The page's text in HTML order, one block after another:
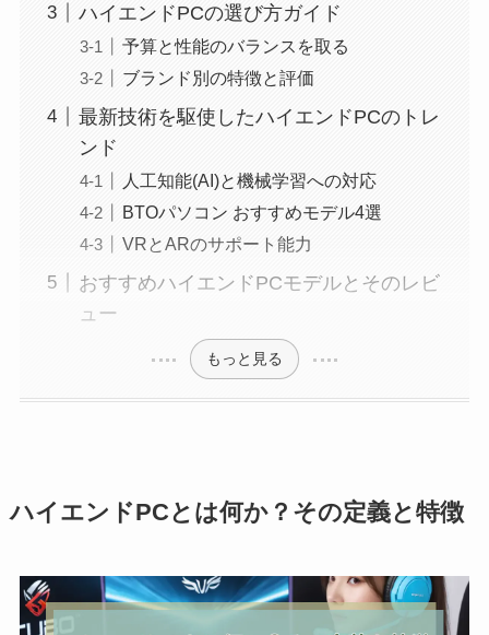
ハイエンドPCの選び方ガイド
予算と性能のバランスを取る
ブランド別の特徴と評価
最新技術を駆使したハイエンドPCのトレ
ンド
人工知能(AI)と機械学習への対応
BTOパソコン おすすめモデル4選
VRとARのサポート能力
おすすめハイエンドPCモデルとそのレビ
ュー
もっと見る
ハイエンドPCとは何か？その定義と特徴